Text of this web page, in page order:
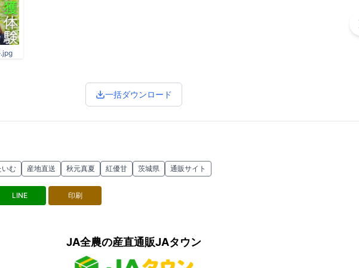
一括ダウンロード
いむ 産地直送 秋元真夏 紅優甘 茨城県 通販サイト
LINE 印刷
JA全農の産直通販JAタウン